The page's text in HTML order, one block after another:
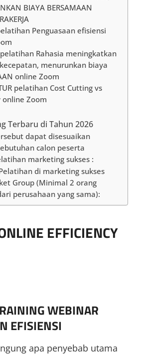
BIAYA BERSAMAAN
Penguasaan efisiensi
pelatihan Rahasia meningkatkan
menurunkan biaya
online Zoom
pelatihan Cost Cutting vs
online Zoom
Terbaru di Tahun 2026
dapat disesuaikan
calon peserta
marketing sukses :
di marketing sukses
Group (Minimal 2 orang
perusahaan yang sama):
EFFICIENCY
WEBINAR
EFISIENSI
apa penyebab utama